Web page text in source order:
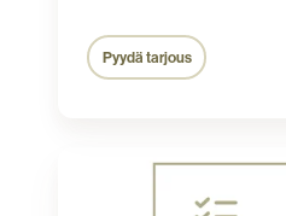
Pyydä tarjous
Ylläpitosopimus